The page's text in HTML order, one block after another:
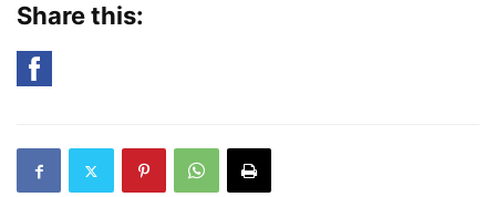
Share this: